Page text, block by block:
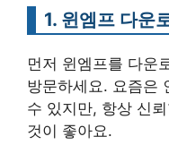
1. 윈엠프 다운
먼저 윈엠프를 다운
방문하세요. 요즘은
수 있지만, 항상 신
것이 좋아요.